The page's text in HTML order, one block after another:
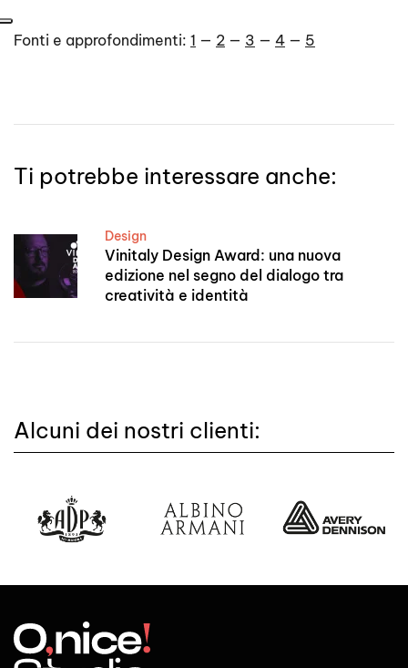
Fonti e approfondimenti: 1 — 2 — 3 — 4 — 5
Ti potrebbe interessare anche:
Design
Vinitaly Design Award: una nuova
edizione nel segno del dialogo tra
creatività e identità
Alcuni dei nostri clienti: